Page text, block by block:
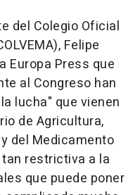
del Colegio Oficial
Felipe
Europa Press que
al Congreso han
lucha" que vienen
de Agricultura,
del Medicamento
restrictiva a la
que puede poner